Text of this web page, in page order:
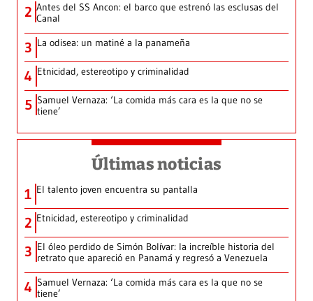
2 Antes del SS Ancon: el barco que estrenó las esclusas del
Canal
3 La odisea: un matiné a la panameña
4 Etnicidad, estereotipo y criminalidad
5 Samuel Vernaza: ‘La comida más cara es la que no se
tiene’
Últimas noticias
1 El talento joven encuentra su pantalla​
2 Etnicidad, estereotipo y criminalidad
3 El óleo perdido de Simón Bolívar: la increíble historia del
retrato que apareció en Panamá y regresó a Venezuela
4 Samuel Vernaza: ‘La comida más cara es la que no se
tiene’